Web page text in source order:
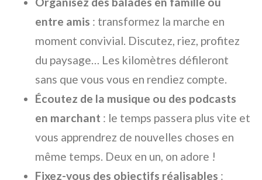
entre amis : transformez la marche en
moment convivial. Discutez, riez, profitez
du paysage… Les kilomètres défileront
sans que vous vous en rendiez compte.
Écoutez de la musique ou des podcasts
en marchant : le temps passera plus vite et
vous apprendrez de nouvelles choses en
même temps. Deux en un, on adore !
Fixez-vous des objectifs réalisables :